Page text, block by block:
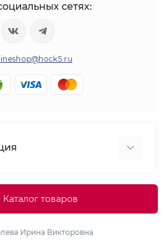
сетях:
и обработки
Каталог товаров
Ирина Викторовна